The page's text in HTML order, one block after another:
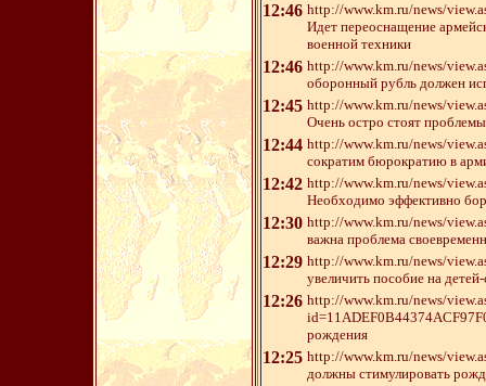
12:46 http://www.km.ru/news/
Идет переоснащение
военной техники
12:46 http://www.km.ru/news/
оборонный рубль должен
12:45 http://www.km.ru/news/
Очень остро стоят
12:44 http://www.km.ru/news/
сократим бюрократию в
12:42 http://www.km.ru/news/
Необходимо эффективно
12:30 http://www.km.ru/news/
важна проблема
12:29 http://www.km.ru/news/
увеличить пособие на
12:26 http://www.km.ru/news/
рождения
12:25 http://www.km.ru/news/
должны стимулировать